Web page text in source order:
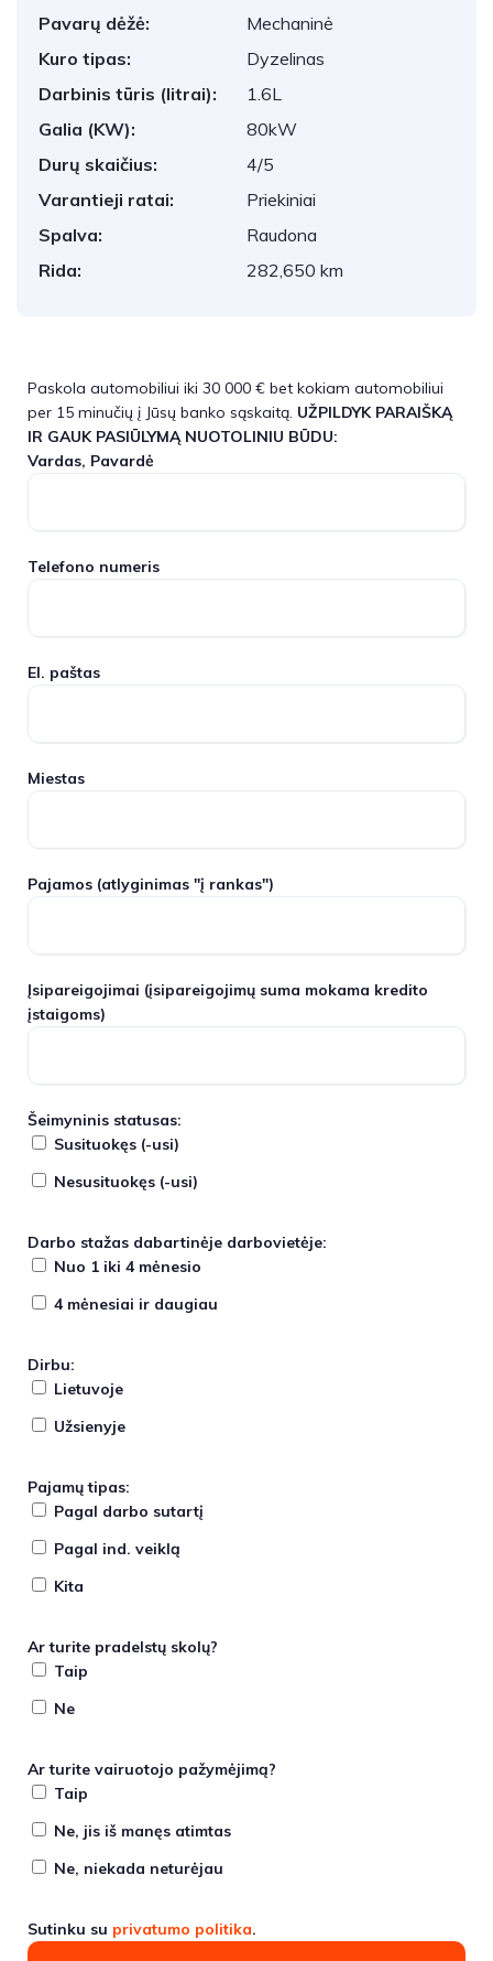
Pavarų dėžė:
Mechaninė
Kuro tipas:
Dyzelinas
Darbinis tūris (litrai):
1.6L
Galia (KW):
80kW
Durų skaičius:
4/5
Varantieji ratai:
Priekiniai
Spalva:
Raudona
Rida:
282,650 km
Paskola automobiliui iki 30 000 € bet kokiam automobiliui
per 15 minučių į Jūsų banko sąskaitą. UŽPILDYK PARAIŠKĄ
IR GAUK PASIŪLYMĄ NUOTOLINIU BŪDU:
Vardas, Pavardė
Telefono numeris
El. paštas
Miestas
Pajamos (atlyginimas "į rankas")
Įsipareigojimai (įsipareigojimų suma mokama kredito
įstaigoms)
Šeimyninis statusas:
Susituokęs (-usi)
Nesusituokęs (-usi)
Darbo stažas dabartinėje darbovietėje:
Nuo 1 iki 4 mėnesio
4 mėnesiai ir daugiau
Dirbu:
Lietuvoje
Užsienyje
Pajamų tipas:
Pagal darbo sutartį
Pagal ind. veiklą
Kita
Ar turite pradelstų skolų?
Taip
Ne
Ar turite vairuotojo pažymėjimą?
Taip
Ne, jis iš manęs atimtas
Ne, niekada neturėjau
Sutinku su privatumo politika.